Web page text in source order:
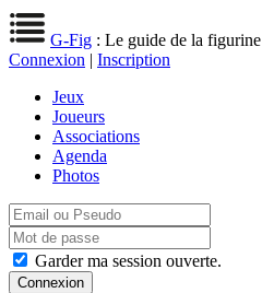
G-Fig : Le guide de la figurine
Connexion | Inscription
Jeux
Joueurs
Associations
Agenda
Photos
Garder ma session ouverte.